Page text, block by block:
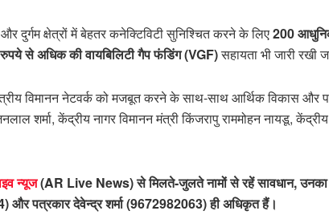
दुर्गम क्षेत्रों में बेहतर कनेक्टिविटी सुनिश्चित करने के लिए200
से अधिक की वायबिलिटी गैप फंडिंग (VGF)सहायता भी जारी रखी
विमानन नेटवर्क को मजबूत करने के साथ-साथ आर्थिक विकास और
शर्मा, केंद्रीय नागर विमानन मंत्री किंजरापु राममोहन नायडू,
न्यूज(AR Live News) से मिलते-जुलते नामों से रहें सावधान,
पत्रकार देवेन्द्र शर्मा (9672982063) ही अधिकृत हैं।